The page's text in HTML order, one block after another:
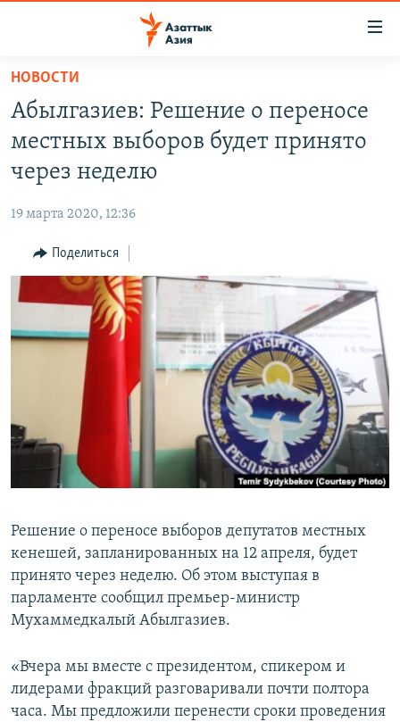
Вернуться
основному
содержанию
главной
навигации
Вернутся
поиску
ЦЕНТРАЛЬНАЯ АЗИЯ
ТАДЖИКИСТАН
ҚАЗАҚША
КЫРГЫЗЧА
ЎЗБЕКЧА
TÜRKMENÇE
Все сайты РСЕ/РС
НОВОСТИ
Абылгазиев: Решение о переносе
местных выборов будет принято
через неделю
19 марта 2020, 12:36
Поделиться
Решение о переносе выборов депутатов местных
кенешей, запланированных на 12 апреля, будет
принято через неделю. Об этом выступая в
парламенте сообщил премьер-министр
Мухаммедкалый Абылгазиев.
«Вчера мы вместе с президентом, спикером и
лидерами фракций разговаривали почти полтора
часа. Мы предложили перенести сроки проведения